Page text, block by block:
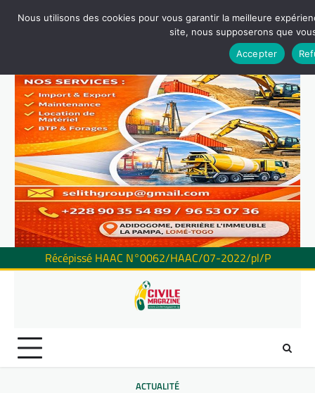
Récépissé HAAC N°0062/HAAC/07-2022/pl/P
ACTUALITÉ
Nous utilisons des cookies pour vous garantir la meilleure
site, nous supposerons que
Accepter